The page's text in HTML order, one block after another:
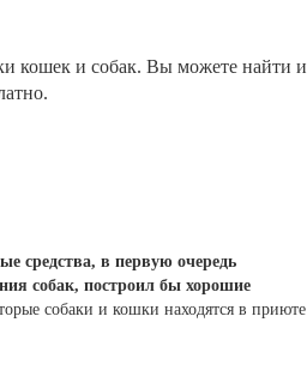
кошек и собак. Вы можете найти и
средства, в первую очередь
собак, построил бы хорошие
собаки и кошки находятся в приюте